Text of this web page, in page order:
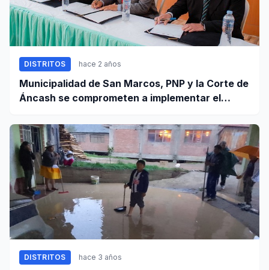
DISTRITOS hace 2 años
Municipalidad de San Marcos, PNP y la Corte de
Áncash se comprometen a implementar el
DISTRITOS hace 3 años